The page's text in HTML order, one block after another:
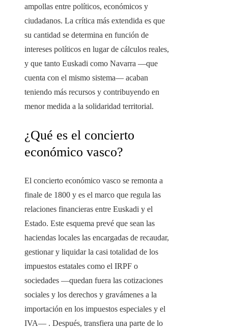
ampollas entre políticos, económicos y
ciudadanos. La crítica más extendida es que
su cantidad se determina en función de
intereses políticos en lugar de cálculos reales,
y que tanto Euskadi como Navarra —que
cuenta con el mismo sistema— acaban
teniendo más recursos y contribuyendo en
menor medida a la solidaridad territorial.
¿Qué es el concierto
económico vasco?
El concierto económico vasco se remonta a
finale de 1800 y es el marco que regula las
relaciones financieras entre Euskadi y el
Estado. Este esquema prevé que sean las
haciendas locales las encargadas de recaudar,
gestionar y liquidar la casi totalidad de los
impuestos estatales como el IRPF o
sociedades —quedan fuera las cotizaciones
sociales y los derechos y gravámenes a la
importación en los impuestos especiales y el
IVA— . Después, transfiera una parte de lo